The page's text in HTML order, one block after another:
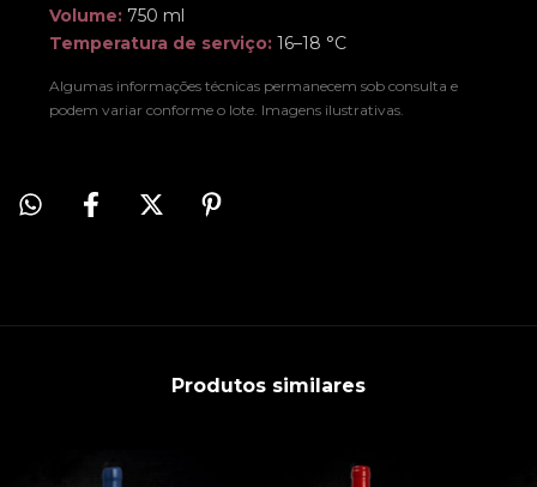
Volume: 750 ml
Temperatura de serviço: 16–18 °C
Algumas informações técnicas permanecem sob consulta e
podem variar conforme o lote. Imagens ilustrativas.
Produtos similares